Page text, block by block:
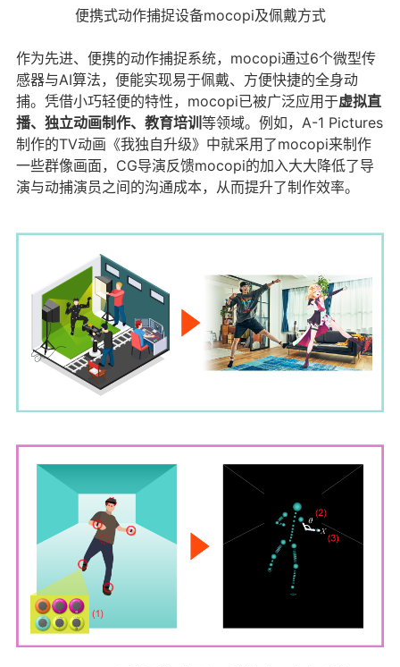
便携式动作捕捉设备mocopi及佩戴方式
作为先进、便携的动作捕捉系统，mocopi通过6个微型传
感器与AI算法，便能实现易于佩戴、方便快捷的全身动
捕。凭借小巧轻便的特性，mocopi已被广泛应用于虚拟直
播、独立动画制作、教育培训 等领域。例如，A-1 Pictures
制作的TV动画《我独自升级》中就采用了mocopi来制作
一些群像画面，CG导演反馈mocopi的加入大大降低了导
演与动捕演员之间的沟通成本，从而提升了制作效率。